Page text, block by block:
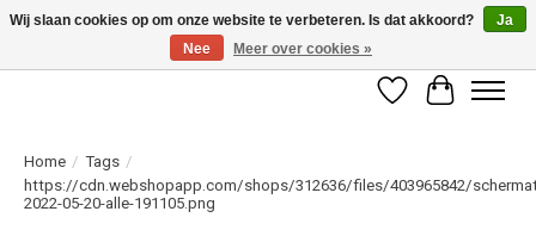
LET OP! ALLEEN BESCHIKBAAR VOOR GEVERIFIEERDE PROFESSIONALS
Verlanglijst
Home / Tags /
https://cdn.webshopapp.com/shops/312636/files/403965842/
2022-05-20-alle-191105.png
Wij slaan cookies op om onze website te verbeteren. Is dat akkoord?
Ja
Nee
Meer over cookies »